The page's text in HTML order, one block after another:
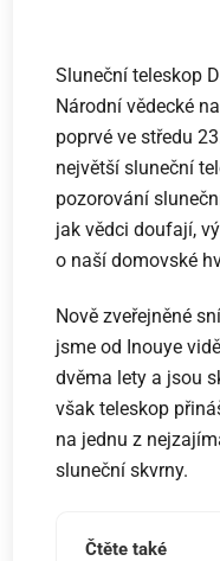
Sluneční teleskop
Národní vědecké
poprvé ve středu
největší sluneční
pozorování
jak vědci doufají,
o naší domovské
Nově zveřejněné
jsme od Inouye
dvěma lety a jsou
však teleskop
na jednu z
sluneční skvrny.
Čtěte také